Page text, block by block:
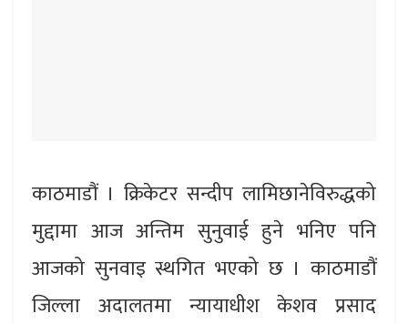
काठमाडौं । क्रिकेटर सन्दीप लामिछानेविरुद्धको
मुद्दामा आज अन्तिम सुनुवाई हुने भनिए पनि
आजको सुनवाइ स्थगित भएको छ । काठमाडौं
जिल्ला अदालतमा न्यायाधीश केशव प्रसाद